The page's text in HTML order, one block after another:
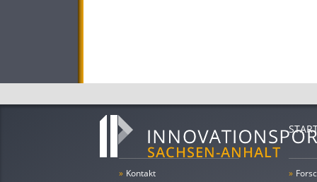
» Kontakt
»